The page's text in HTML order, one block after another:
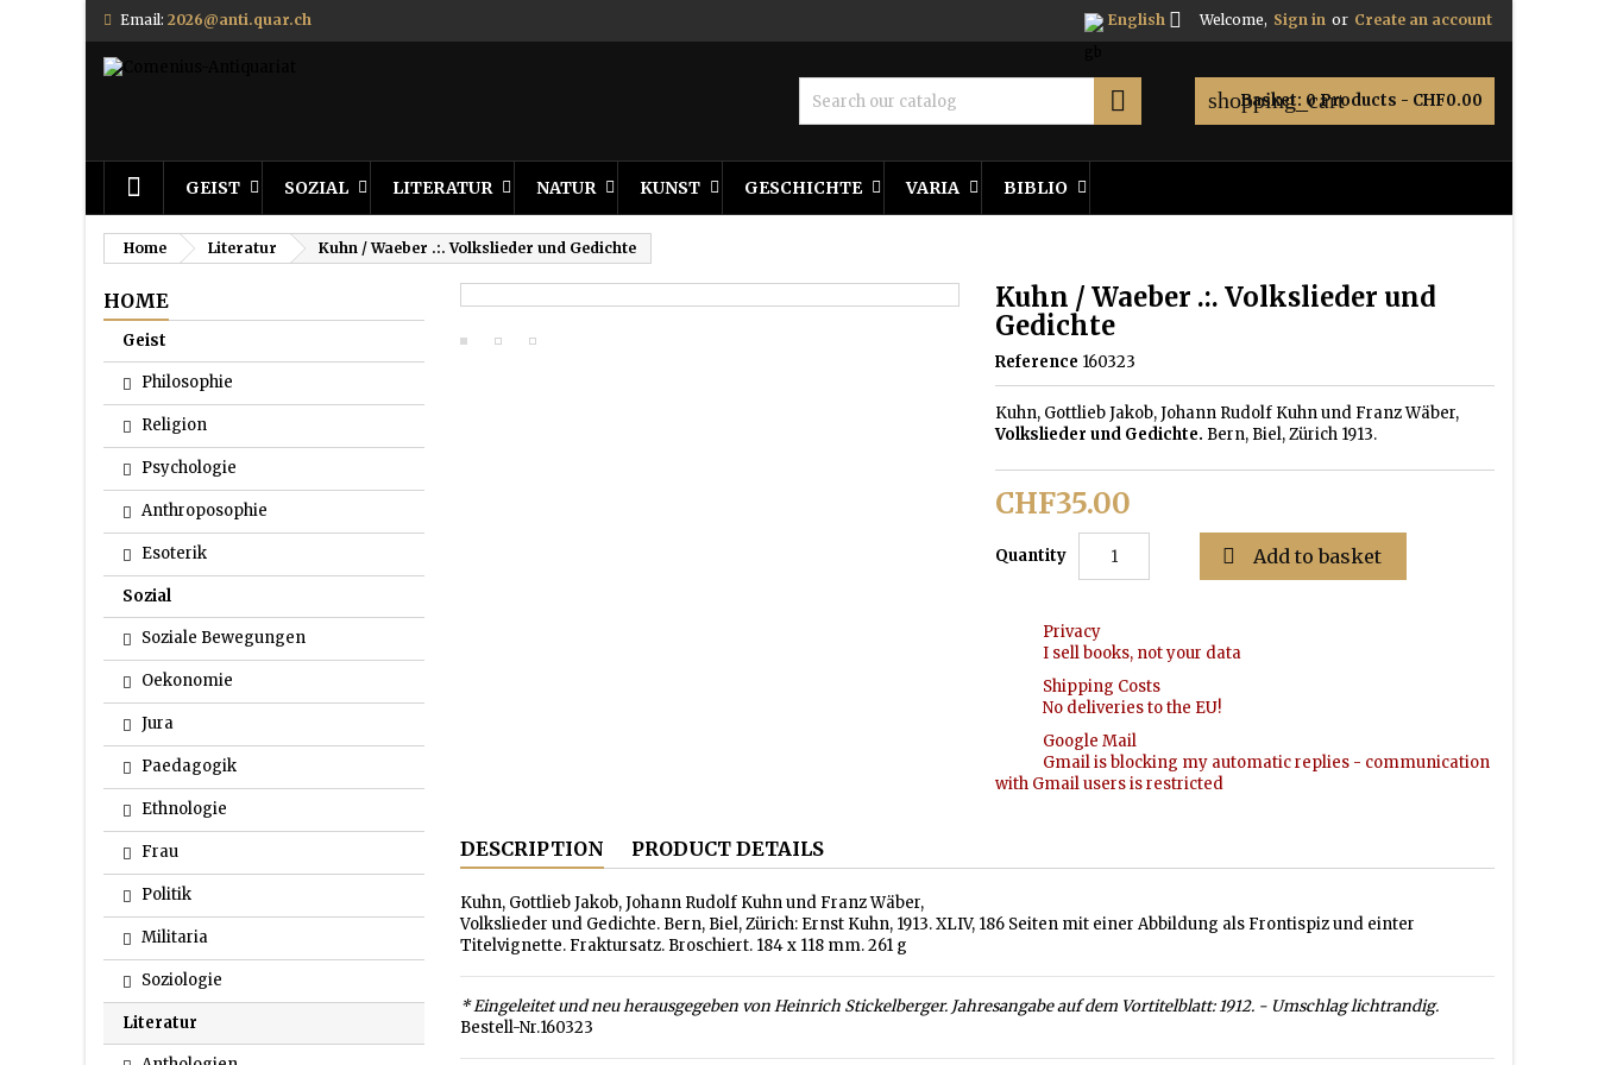
Email: 2026@anti.quar.ch Welcome, Sign in or Create an account
English 
shopping_cart
Basket: 0Products - CHF0.00

GEIST SOZIAL LITERATUR NATUR KUNST GESCHICHTE VARIA BIBLIO
Home Literatur Kuhn / Waeber .:. Volkslieder und Gedichte
HOME
Geist
Philosophie
Religion
Psychologie
Anthroposophie
Esoterik
Sozial
Soziale Bewegungen
Oekonomie
Jura
Paedagogik
Ethnologie
Frau
Politik
Militaria
Soziologie
Literatur
Kuhn / Waeber .:. Volkslieder und
Gedichte
Reference 160323
Kuhn, Gottlieb Jakob, Johann Rudolf Kuhn und Franz Wäber,
Volkslieder und Gedichte. Bern, Biel, Zürich 1913.
CHF35.00
Quantity  Add to basket
Privacy
I sell books, not your data
Shipping Costs
No deliveries to the EU!
Google Mail
Gmail is blocking my automatic replies - communication
with Gmail users is restricted
DESCRIPTION PRODUCT DETAILS
Kuhn, Gottlieb Jakob, Johann Rudolf Kuhn und Franz Wäber,
Volkslieder und Gedichte. Bern, Biel, Zürich: Ernst Kuhn, 1913. XLIV, 186 Seiten mit einer Abbildung als Frontispiz und einter
Titelvignette. Fraktursatz. Broschiert. 184 x 118 mm. 261 g
* Eingeleitet und neu herausgegeben von Heinrich Stickelberger. Jahresangabe auf dem Vortitelblatt: 1912. - Umschlag lichtrandig.
Bestell-Nr.160323